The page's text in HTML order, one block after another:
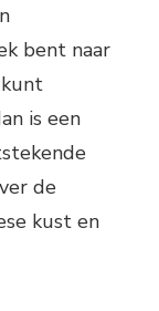
bent naar
is een
de
kust en